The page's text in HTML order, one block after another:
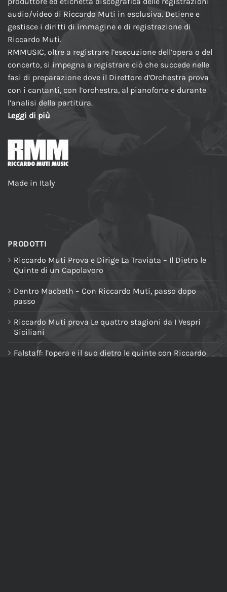
audio/video di Riccardo Muti in esclusiva. Detiene e
gestisce i diritti di immagine e di registrazione di
Riccardo Muti.
RMMUSIC, oltre a registrare l’esecuzione dell’opera o del
concerto, si impegna a registrare ciò che succede nelle
fasi di preparazione dove il Direttore d’Orchestra prova
con i cantanti, con l’orchestra, al pianoforte e durante
l’analisi della partitura.
Leggi di più
Made in Italy
PRODOTTI
Riccardo Muti Prova e Dirige La Traviata – Il Dietro le
Quinte di un Capolavoro
Dentro Macbeth – Con Riccardo Muti, passo dopo
passo
Riccardo Muti prova Le quattro stagioni da I Vespri
Siciliani
Falstaff: l’opera e il suo dietro le quinte con Riccardo